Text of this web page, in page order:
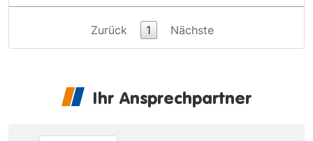
Zurück 1 Nächste
Ihr Ansprechpartner